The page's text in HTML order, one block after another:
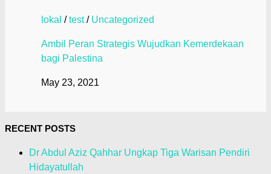
lokal /test/ Uncategorized
Ambil Peran Strategis Wujudkan Kemerdekaan
bagi Palestina
May 23, 2021
RECENT POSTS
Dr Abdul Aziz Qahhar Ungkap Tiga Warisan Pendiri
Hidayatullah